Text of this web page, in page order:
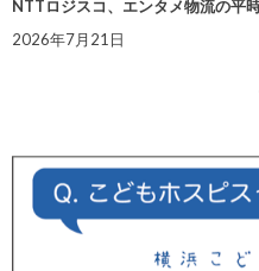
NTTロジスコ、エンタメ物流の平
2026年7月21日